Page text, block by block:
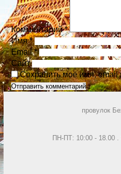
Комментарий*
Имя*
Email*
Сайт
Сохранить моё имя, email
провулок
ПН-ПТ: 10:00 - 18.00